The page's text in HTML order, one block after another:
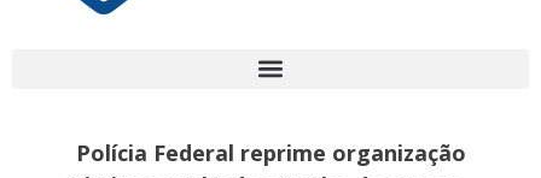
Polícia Federal reprime organização